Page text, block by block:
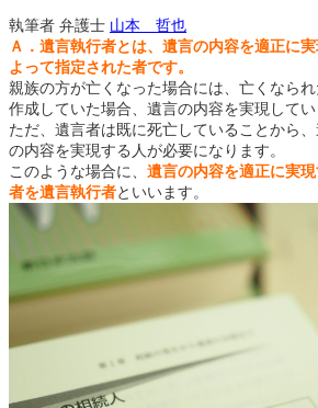
執筆者 弁護士 山本 哲也
Ａ．遺言執行者とは、遺言の内容を適正に
よって指定された者です。
親族の方が亡くなった場合には、亡くなら
作成していた場合、遺言の内容を実現してい
ただ、遺言者は既に死亡していることから
の内容を実現する人が必要になります。
このような場合に、 遺言の内容を適正に実
者を遺言執行者といいます。